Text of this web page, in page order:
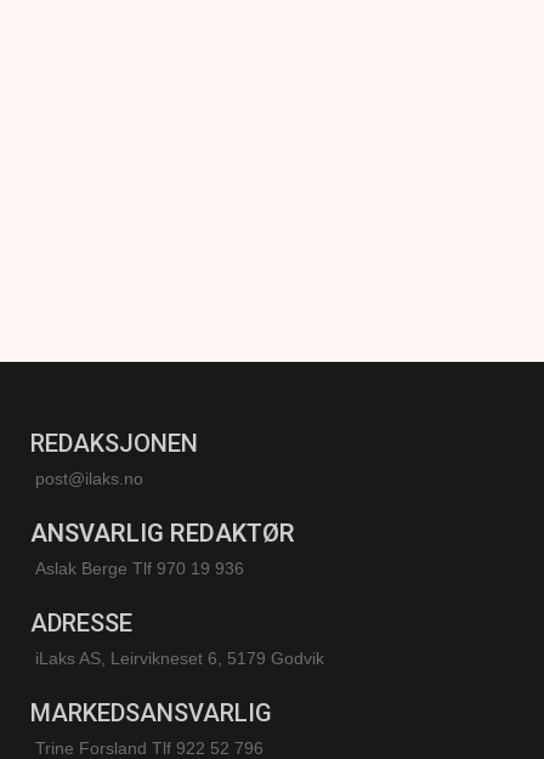
REDAKSJONEN
post@ilaks.no
ANSVARLIG REDAKTØR
Aslak Berge Tlf 970 19 936
ADRESSE
iLaks AS, Leirvikneset 6, 5179 Godvik
MARKEDSANSVARLIG
Trine Forsland Tlf 922 52 796